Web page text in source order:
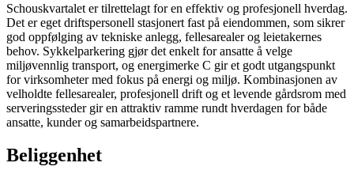
Schouskvartalet er tilrettelagt for en effektiv og profesjonell hverdag.
Det er eget driftspersonell stasjonert fast på eiendommen, som sikrer
god oppfølging av tekniske anlegg, fellesarealer og leietakernes
behov. Sykkelparkering gjør det enkelt for ansatte å velge
miljøvennlig transport, og energimerke C gir et godt utgangspunkt
for virksomheter med fokus på energi og miljø. Kombinasjonen av
velholdte fellesarealer, profesjonell drift og et levende gårdsrom med
serveringssteder gir en attraktiv ramme rundt hverdagen for både
ansatte, kunder og samarbeidspartnere.
Beliggenhet